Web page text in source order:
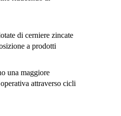
di cerniere zincate
a prodotti
una maggiore
attraverso cicli